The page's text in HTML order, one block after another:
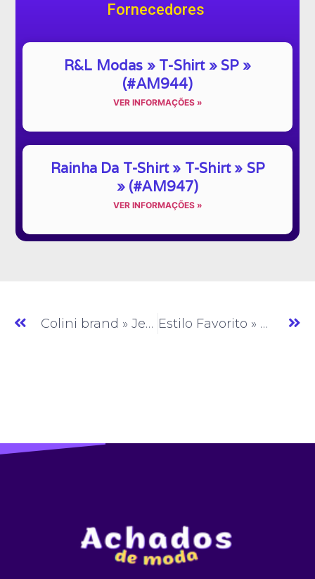
Fornecedores
R&L Modas » T-Shirt » SP »
(#AM944)
VER INFORMAÇÕES »
Rainha Da T-Shirt » T-Shirt » SP
» (#AM947)
VER INFORMAÇÕES »
Colini brand » Jeans » CE » (#AM794) Estilo Favorito » Moda Feminina » SP » (#AM796)